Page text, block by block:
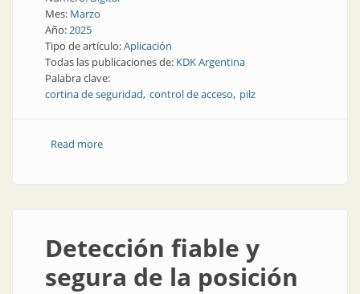
Mes: Marzo
Año:2025
Tipo de artículo:Aplicación
Todas las publicaciones de: KDK Argentina
Palabra clave:
cortina de seguridad control de acceso pilz
Read moreabout ¿Cuándo utilizar barreras fotoeléctricas de
Detección fiable y
segura de la posición